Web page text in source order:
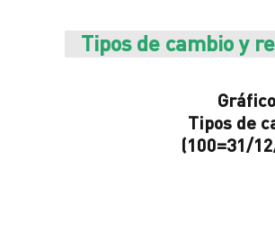
Tipos de cambio y
Tipos de
(100=31/